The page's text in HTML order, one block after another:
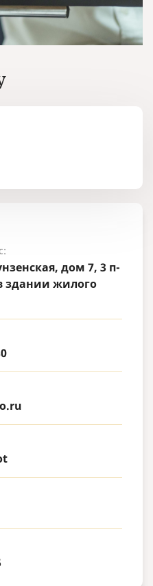
дом 7, 3 п-
здании жилого